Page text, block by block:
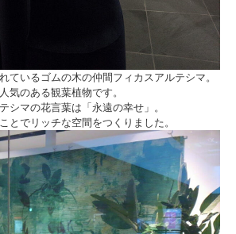
ているゴムの木の仲間フィカスアルテシマ。
気のある観葉植物です。
シマの花言葉は「永遠の幸せ」。
とでリッチな空間をつくりました。